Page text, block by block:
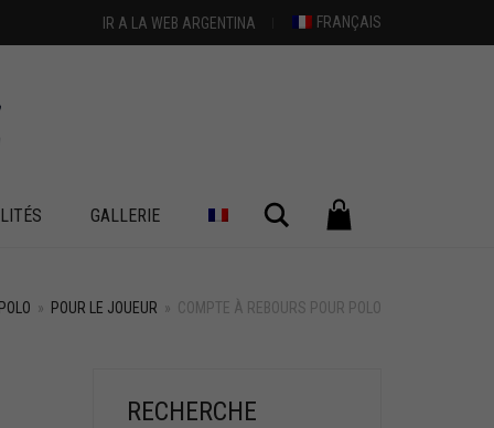
IR A LA WEB ARGENTINA FRANÇAIS
GALLERIE Chercher
POLO » POUR LE JOUEUR » COMPTE À REBOURS POUR POLO
RECHERCHE